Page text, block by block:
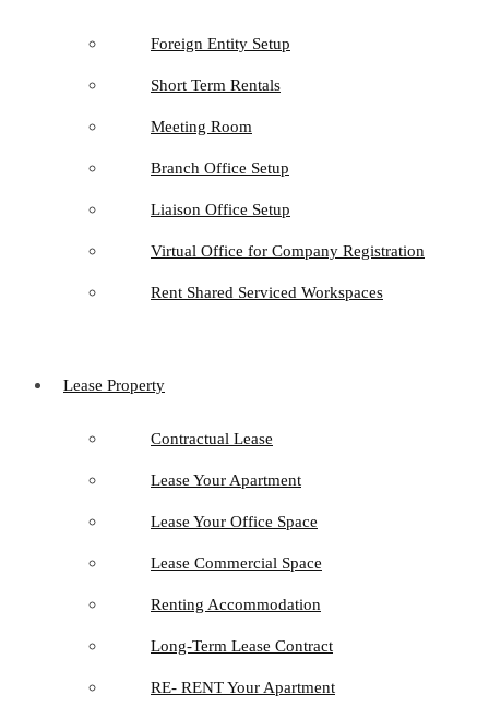
Foreign Entity Setup
Short Term Rentals
Meeting Room
Branch Office Setup
Liaison Office Setup
Virtual Office for Company Registration
Rent Shared Serviced Workspaces
Lease Property
Contractual Lease
Lease Your Apartment
Lease Your Office Space
Lease Commercial Space
Renting Accommodation
Long-Term Lease Contract
RE- RENT Your Apartment